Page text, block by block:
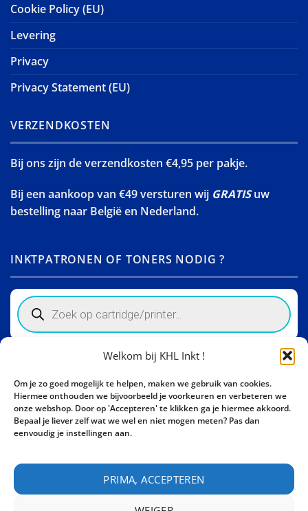
Welkom bij KHL Inkt !
Om je zo goed mogelijk te helpen, maken we gebruik van cookies.
Hiermee onthouden we bijvoorbeeld je voorkeuren en verbeteren we
onze webshop. Door op 'Accepteren' te klikken ga je hiermee akkoord.
Bepaal je liever zelf wat we wel en niet mogen meten? Pas dan
eenvoudig je instellingen aan.
PRIMA, ACCEPTEREN
Cookie Policy (EU)
Levering
Privacy
Privacy Statement (EU)
VERZENDKOSTEN
Bij ons zijn de verzendkosten €4,95 per pakje.
Bij een aankoop van €49 versturen wij GRATISuw
bestelling naar België en Nederland.
INKTPATRONEN OF TONERS NODIG ?
Products
search
Activity Invest BV - KHL, Kempische Steenweg 274
3500 Hasselt - België BE0862447190
Bel ons nu:+32 11 261499